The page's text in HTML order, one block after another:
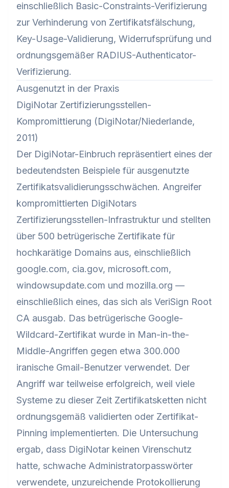
einschließlich Basic-Constraints-Verifizierung
zur Verhinderung von Zertifikatsfälschung,
Key-Usage-Validierung, Widerrufsprüfung und
ordnungsgemäßer RADIUS-Authenticator-
Verifizierung.
Ausgenutzt in der Praxis
DigiNotar Zertifizierungsstellen-
Kompromittierung (DigiNotar/Niederlande,
2011)
Der DigiNotar-Einbruch repräsentiert eines der
bedeutendsten Beispiele für ausgenutzte
Zertifikatsvalidierungsschwächen. Angreifer
kompromittierten DigiNotars
Zertifizierungsstellen-Infrastruktur und stellten
über 500 betrügerische Zertifikate für
hochkarätige Domains aus, einschließlich
google.com, cia.gov, microsoft.com,
windowsupdate.com und mozilla.org —
einschließlich eines, das sich als VeriSign Root
CA ausgab. Das betrügerische Google-
Wildcard-Zertifikat wurde in Man-in-the-
Middle-Angriffen gegen etwa 300.000
iranische Gmail-Benutzer verwendet. Der
Angriff war teilweise erfolgreich, weil viele
Systeme zu dieser Zeit Zertifikatsketten nicht
ordnungsgemäß validierten oder Zertifikat-
Pinning implementierten. Die Untersuchung
ergab, dass DigiNotar keinen Virenschutz
hatte, schwache Administratorpasswörter
verwendete, unzureichende Protokollierung